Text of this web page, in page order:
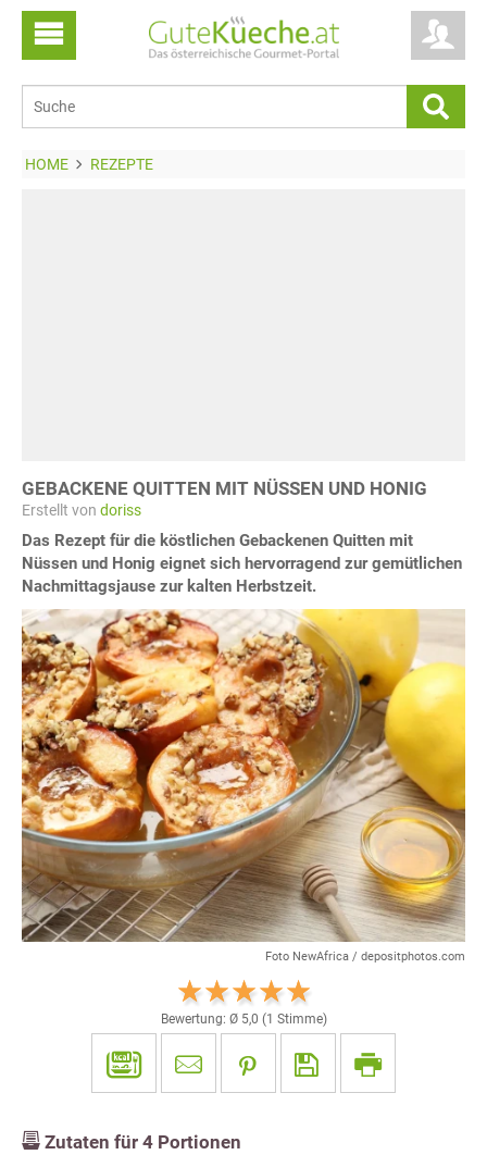
HOME REZEPTE
GEBACKENE QUITTEN MIT NÜSSEN UND HONIG
Erstellt von doriss
Das Rezept für die köstlichen Gebackenen Quitten mit
Nüssen und Honig eignet sich hervorragend zur gemütlichen
Nachmittagsjause zur kalten Herbstzeit.
Foto NewAfrica / depositphotos.com
Bewertung: Ø 5,0 (1 Stimme)
Zutaten für 4 Portionen